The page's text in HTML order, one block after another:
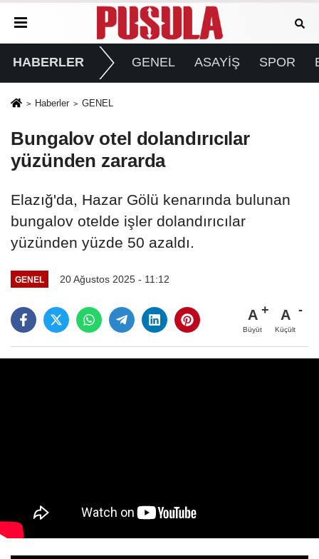
HABERLER GENEL ASAYİŞ SPOR
Haberler GENEL
Bungalov otel dolandırıcılar
yüzünden zararda
Elazığ'da, Hazar Gölü kenarında bulunan
bungalov otelde işler dolandırıcılar
yüzünden yüzde 50 azaldı.
GENEL 20 Ağustos 2025 - 11:12
A
Büyüt
A
Küçült